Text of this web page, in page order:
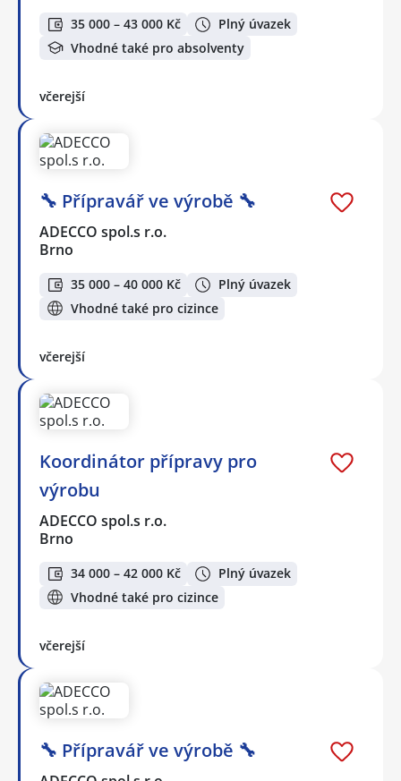
35 000 – 43 000 Kč
Plný úvazek
Vhodné také pro absolventy
včerejší
🔧 Přípravář ve výrobě 🔧
ADECCO spol.s r.o.
Brno
35 000 – 40 000 Kč
Plný úvazek
Vhodné také pro cizince
včerejší
Koordinátor přípravy pro
výrobu
ADECCO spol.s r.o.
Brno
34 000 – 42 000 Kč
Plný úvazek
Vhodné také pro cizince
včerejší
🔧 Přípravář ve výrobě 🔧